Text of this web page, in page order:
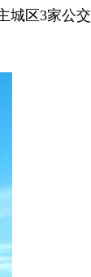
城区3家公交